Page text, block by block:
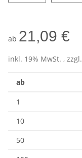
ab 21,09 €
inkl. 19% MwSt. , zzgl.
ab
1
10
50